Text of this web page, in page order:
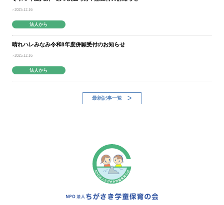
2025.12.16
法人から
晴れハレみなみ令和8年度併願受付のお知らせ
2025.12.16
法人から
最新記事一覧